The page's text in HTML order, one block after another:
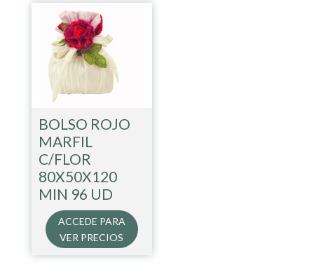
BOLSO ROJO
MARFIL
C/FLOR
80X50X120
MIN 96 UD
ACCEDE PARA
VER PRECIOS